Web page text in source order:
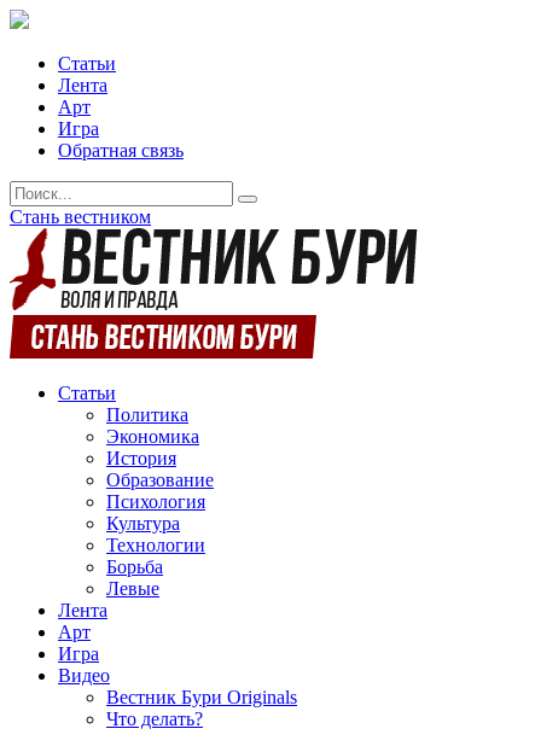
Статьи
Лента
Арт
Игра
Обратная связь
Стань вестником
Статьи
Политика
Экономика
История
Образование
Психология
Культура
Технологии
Борьба
Левые
Лента
Арт
Игра
Видео
Вестник Бури Originals
Что делать?